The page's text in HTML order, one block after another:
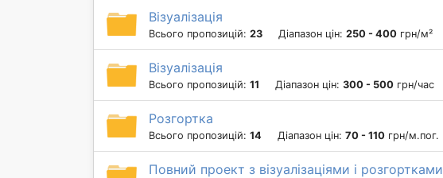
Візуалізація
Всього пропозицій: 23 Діапазон цін: 250 - 400 грн/м²
Візуалізація
Всього пропозицій: 11 Діапазон цін: 300 - 500 грн/час
Розгортка
Всього пропозицій: 14 Діапазон цін: 70 - 110 грн/м.пог.
Повний проект з візуалізаціями і розгортками